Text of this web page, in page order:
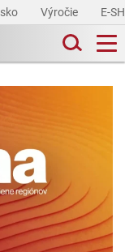
Výročie E-